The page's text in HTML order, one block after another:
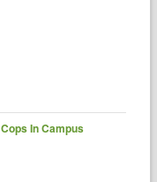
In Campus